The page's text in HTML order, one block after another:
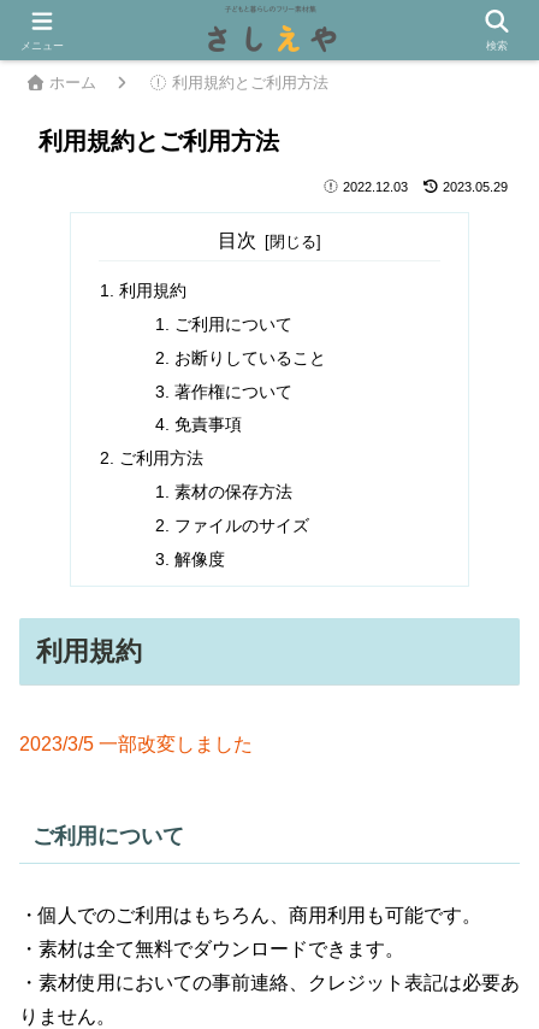
ホーム 利用規約とご利用方法
利用規約とご利用方法
2022.12.03 2023.05.29
目次
利用規約
ご利用について
お断りしていること
著作権について
免責事項
ご利用方法
素材の保存方法
ファイルのサイズ
解像度
利用規約
2023/3/5 一部改変しました
ご利用について
・個人でのご利用はもちろん、商用利用も可能です。
・素材は全て無料でダウンロードできます。
・素材使用においての事前連絡、クレジット表記は必要あ
りません。
メニュー 検索